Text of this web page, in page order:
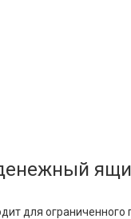
для ограниченного